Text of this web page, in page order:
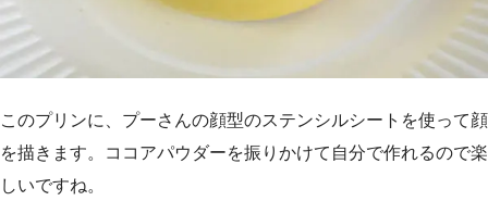
このプリンに、プーさんの顔型のステンシルシートを使って顔
を描きます。ココアパウダーを振りかけて自分で作れるので楽
しいですね。